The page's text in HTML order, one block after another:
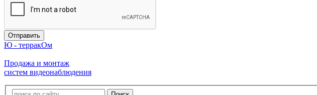
Ю - терракОм
Продажа и монтаж
систем видеонаблюдения